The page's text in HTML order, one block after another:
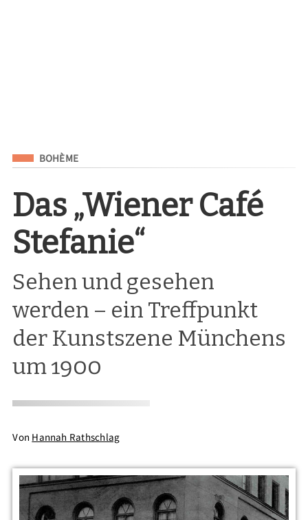
Eingeordnet unter
BOHÈME
Das „Wiener Café
Stefanie“
Sehen und gesehen
werden – ein Treffpunkt
der Kunstszene Münchens
um 1900
Von Hannah Rathschlag